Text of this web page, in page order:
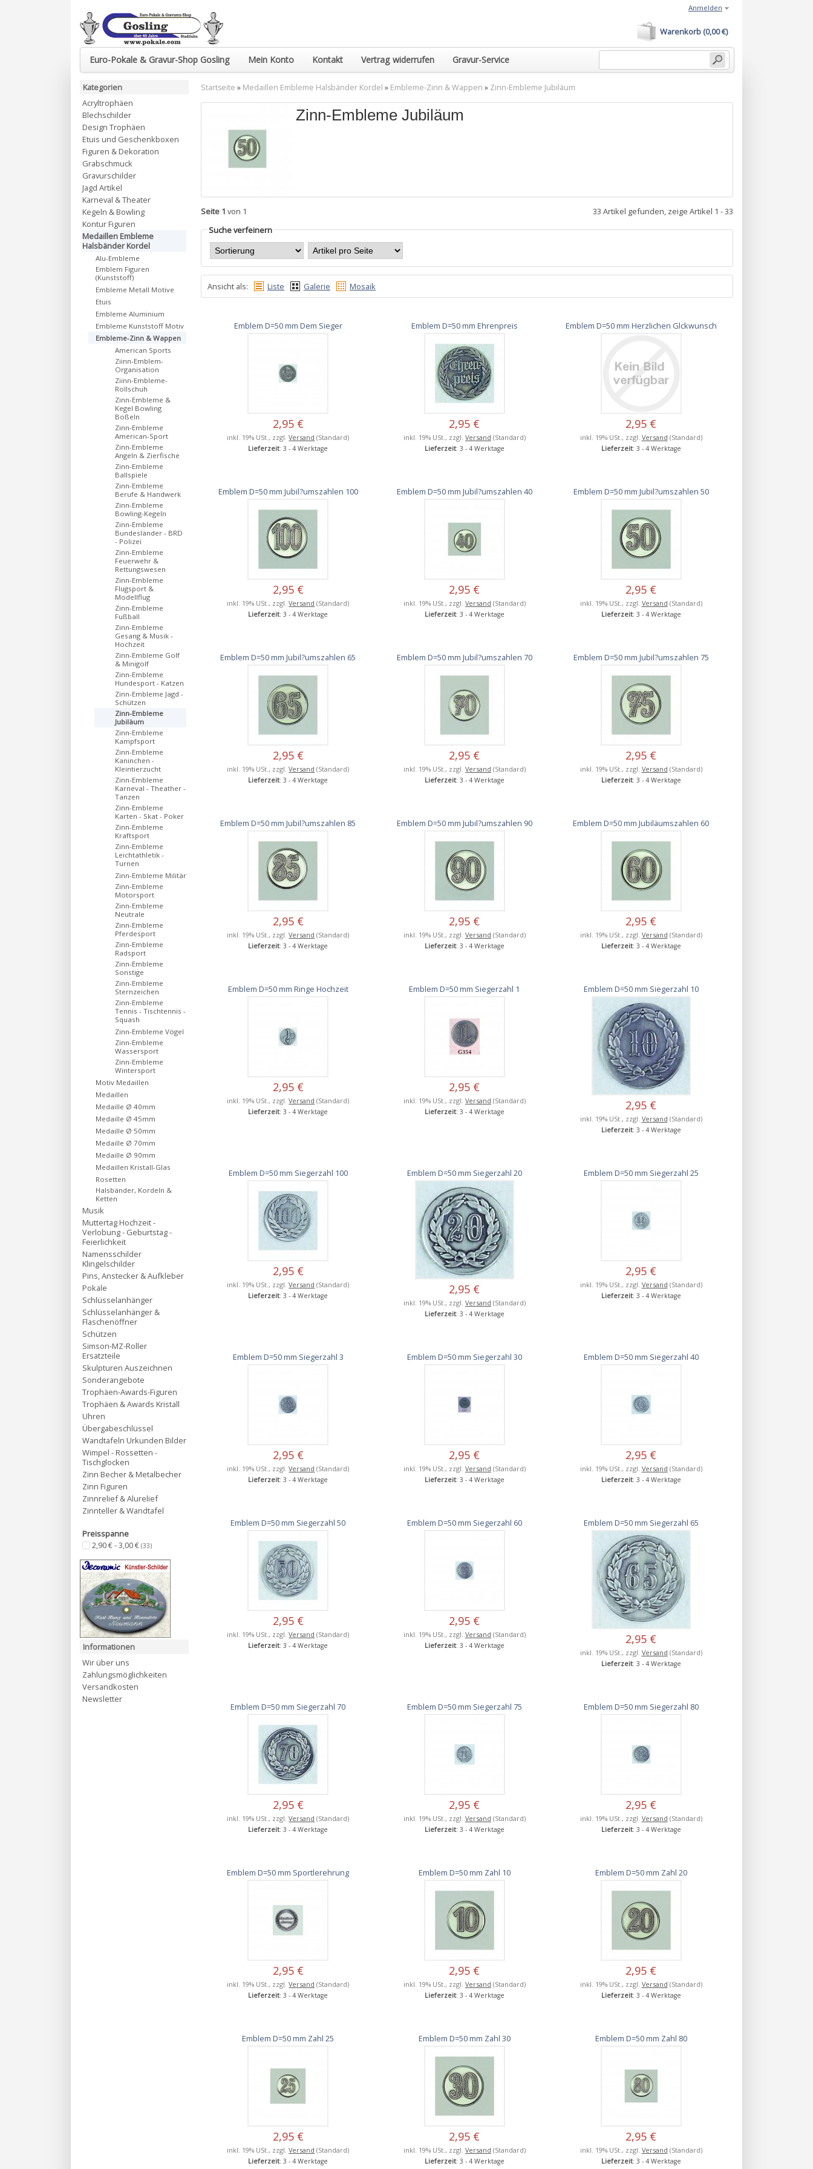
Euro-Pokale & Gravur-Shop Gosling Mein Konto Kontakt Vertrag widerrufen Gravur-Service
Warenkorb (0,00 €)
Anmelden
Startseite » Medaillen Embleme Halsbänder Kordel » Embleme-Zinn & Wappen » Zinn-Embleme Jubiläum
Zinn-Embleme Jubiläum
Seite 1 von 1
33 Artikel gefunden, zeige Artikel 1 - 33
Suche verfeinern
Ansicht als: Liste Galerie Mosaik
Emblem D=50 mm Dem Sieger
2,95 €
inkl. 19% USt., zzgl.Versand (Standard)
Lieferzeit: 3 - 4 Werktage
Emblem D=50 mm Ehrenpreis
2,95 €
inkl. 19% USt., zzgl. Versand (Standard)
Lieferzeit: 3 - 4 Werktage
Emblem D=50 mm Herzlichen Glckwunsch
2,95 €
inkl. 19% USt., zzgl. Versand (Standard)
Lieferzeit: 3 - 4 Werktage
Emblem D=50 mm Jubil?umszahlen 100
2,95 €
inkl. 19% USt., zzgl.Versand (Standard)
Lieferzeit: 3 - 4 Werktage
Emblem D=50 mm Jubil?umszahlen 40
2,95 €
inkl. 19% USt., zzgl. Versand (Standard)
Lieferzeit: 3 - 4 Werktage
Emblem D=50 mm Jubil?umszahlen 50
2,95 €
inkl. 19% USt., zzgl. Versand (Standard)
Lieferzeit: 3 - 4 Werktage
Emblem D=50 mm Jubil?umszahlen 65
2,95 €
inkl. 19% USt., zzgl.Versand (Standard)
Lieferzeit: 3 - 4 Werktage
Emblem D=50 mm Jubil?umszahlen 70
2,95 €
inkl. 19% USt., zzgl. Versand (Standard)
Lieferzeit: 3 - 4 Werktage
Emblem D=50 mm Jubil?umszahlen 75
2,95 €
inkl. 19% USt., zzgl. Versand (Standard)
Lieferzeit: 3 - 4 Werktage
Emblem D=50 mm Jubil?umszahlen 85
2,95 €
inkl. 19% USt., zzgl.Versand (Standard)
Lieferzeit: 3 - 4 Werktage
Emblem D=50 mm Jubil?umszahlen 90
2,95 €
inkl. 19% USt., zzgl. Versand (Standard)
Lieferzeit: 3 - 4 Werktage
Emblem D=50 mm Jubiläumszahlen 60
2,95 €
inkl. 19% USt., zzgl. Versand (Standard)
Lieferzeit: 3 - 4 Werktage
Emblem D=50 mm Ringe Hochzeit
2,95 €
inkl. 19% USt., zzgl.Versand (Standard)
Lieferzeit: 3 - 4 Werktage
Emblem D=50 mm Siegerzahl 1
2,95 €
inkl. 19% USt., zzgl. Versand (Standard)
Lieferzeit: 3 - 4 Werktage
Emblem D=50 mm Siegerzahl 10
2,95 €
inkl. 19% USt., zzgl. Versand (Standard)
Lieferzeit: 3 - 4 Werktage
Emblem D=50 mm Siegerzahl 100
2,95 €
inkl. 19% USt., zzgl.Versand (Standard)
Lieferzeit: 3 - 4 Werktage
Emblem D=50 mm Siegerzahl 20
2,95 €
inkl. 19% USt., zzgl. Versand (Standard)
Lieferzeit: 3 - 4 Werktage
Emblem D=50 mm Siegerzahl 25
2,95 €
inkl. 19% USt., zzgl. Versand (Standard)
Lieferzeit: 3 - 4 Werktage
Emblem D=50 mm Siegerzahl 3
2,95 €
inkl. 19% USt., zzgl.Versand (Standard)
Lieferzeit: 3 - 4 Werktage
Emblem D=50 mm Siegerzahl 30
2,95 €
inkl. 19% USt., zzgl. Versand (Standard)
Lieferzeit: 3 - 4 Werktage
Emblem D=50 mm Siegerzahl 40
2,95 €
inkl. 19% USt., zzgl. Versand (Standard)
Lieferzeit: 3 - 4 Werktage
Emblem D=50 mm Siegerzahl 50
2,95 €
inkl. 19% USt., zzgl.Versand (Standard)
Lieferzeit: 3 - 4 Werktage
Emblem D=50 mm Siegerzahl 60
2,95 €
inkl. 19% USt., zzgl. Versand (Standard)
Lieferzeit: 3 - 4 Werktage
Emblem D=50 mm Siegerzahl 65
2,95 €
inkl. 19% USt., zzgl. Versand (Standard)
Lieferzeit: 3 - 4 Werktage
Emblem D=50 mm Siegerzahl 70
2,95 €
inkl. 19% USt., zzgl.Versand (Standard)
Lieferzeit: 3 - 4 Werktage
Emblem D=50 mm Siegerzahl 75
2,95 €
inkl. 19% USt., zzgl. Versand (Standard)
Lieferzeit: 3 - 4 Werktage
Emblem D=50 mm Siegerzahl 80
2,95 €
inkl. 19% USt., zzgl. Versand (Standard)
Lieferzeit: 3 - 4 Werktage
Emblem D=50 mm Sportlerehrung
2,95 €
inkl. 19% USt., zzgl.Versand (Standard)
Lieferzeit: 3 - 4 Werktage
Emblem D=50 mm Zahl 10
2,95 €
inkl. 19% USt., zzgl. Versand (Standard)
Lieferzeit: 3 - 4 Werktage
Emblem D=50 mm Zahl 20
2,95 €
inkl. 19% USt., zzgl. Versand (Standard)
Lieferzeit: 3 - 4 Werktage
Emblem D=50 mm Zahl 25
2,95 €
inkl. 19% USt., zzgl.Versand (Standard)
Lieferzeit: 3 - 4 Werktage
Emblem D=50 mm Zahl 30
2,95 €
inkl. 19% USt., zzgl. Versand (Standard)
Lieferzeit: 3 - 4 Werktage
Emblem D=50 mm Zahl 80
2,95 €
inkl. 19% USt., zzgl. Versand (Standard)
Lieferzeit: 3 - 4 Werktage
Kategorien
Acryltrophäen
Blechschilder
Design Trophäen
Etuis und Geschenkboxen
Figuren & Dekoration
Grabschmuck
Gravurschilder
Jagd Artikel
Karneval & Theater
Kegeln & Bowling
Kontur Figuren
Medaillen Embleme
Halsbänder Kordel
Alu-Embleme
Emblem Figuren
(Kunststoff)
Embleme Metall Motive
Etuis
Embleme Aluminium
Embleme Kunststoff Motiv
Embleme-Zinn & Wappen
American Sports
Ziinn-Emblem-
Organisation
Ziinn-Embleme-
Rollschuh
Zinn-Embleme &
Kegel Bowling
Boßeln
Zinn-Embleme
American-Sport
Zinn-Embleme
Angeln & Zierfische
Zinn-Embleme
Ballspiele
Zinn-Embleme
Berufe & Handwerk
Zinn-Embleme
Bowling-Kegeln
Zinn-Embleme
Bundesländer - BRD
- Polizei
Zinn-Embleme
Feuerwehr &
Rettungswesen
Zinn-Embleme
Flugsport &
Modellflug
Zinn-Embleme
Fußball
Zinn-Embleme
Gesang & Musik -
Hochzeit
Zinn-Embleme Golf
& Minigolf
Zinn-Embleme
Hundesport - Katzen
Zinn-Embleme Jagd -
Schützen
Zinn-Embleme
Jubiläum
Zinn-Embleme
Kampfsport
Zinn-Embleme
Kaninchen -
Kleintierzucht
Zinn-Embleme
Karneval - Theather -
Tanzen
Zinn-Embleme
Karten - Skat - Poker
Zinn-Embleme
Kraftsport
Zinn-Embleme
Leichtathletik -
Turnen
Zinn-Embleme Militär
Zinn-Embleme
Motorsport
Zinn-Embleme
Neutrale
Zinn-Embleme
Pferdesport
Zinn-Embleme
Radsport
Zinn-Embleme
Sonstige
Zinn-Embleme
Sternzeichen
Zinn-Embleme
Tennis - Tischtennis -
Squash
Zinn-Embleme Vögel
Zinn-Embleme
Wassersport
Zinn-Embleme
Wintersport
Motiv Medaillen
Medaillen
Medaille Ø 40mm
Medaille Ø 45mm
Medaille Ø 50mm
Medaille Ø 70mm
Medaille Ø 90mm
Medaillen Kristall-Glas
Rosetten
Halsbänder, Kordeln &
Ketten
Musik
Muttertag Hochzeit -
Verlobung - Geburtstag -
Feierlichkeit
Namensschilder
Klingelschilder
Pins, Anstecker & Aufkleber
Pokale
Schlüsselanhänger
Schlüsselanhänger &
Flaschenöffner
Schützen
Simson-MZ-Roller
Ersatzteile
Skulpturen Auszeichnen
Sonderangebote
Trophäen-Awards-Figuren
Trophäen & Awards Kristall
Uhren
Übergabeschlüssel
Wandtafeln Urkunden Bilder
Wimpel - Rossetten -
Tischglocken
Zinn Becher & Metalbecher
Zinn Figuren
Zinnrelief & Alurelief
Zinnteller & Wandtafel
Preisspanne
2,90 € - 3,00 € (33)
Informationen
Wir über uns
Zahlungsmöglichkeiten
Versandkosten
Newsletter